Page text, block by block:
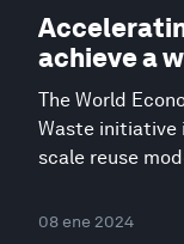
achieve a
The World
Waste initiative
scale reuse
08 ene 2024